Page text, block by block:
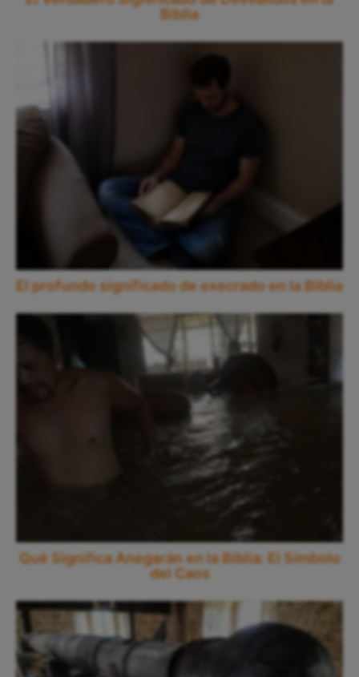
Biblia
El profundo significado de execrado en la Biblia
Qué Significa Anegarán en la Biblia: El Símbolo
del Caos